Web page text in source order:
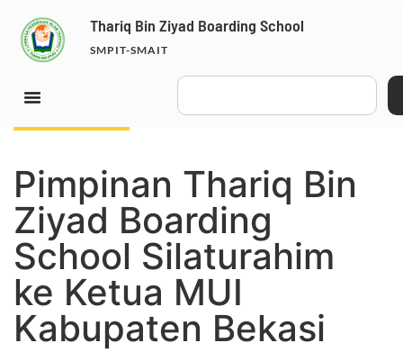
Thariq Bin Ziyad Boarding School
SMPIT-SMAIT
Pimpinan Thariq Bin
Ziyad Boarding
School Silaturahim
ke Ketua MUI
Kabupaten Bekasi